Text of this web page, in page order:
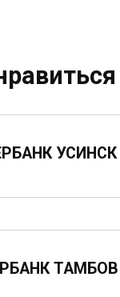
УСИНСК
ТАМБОВ